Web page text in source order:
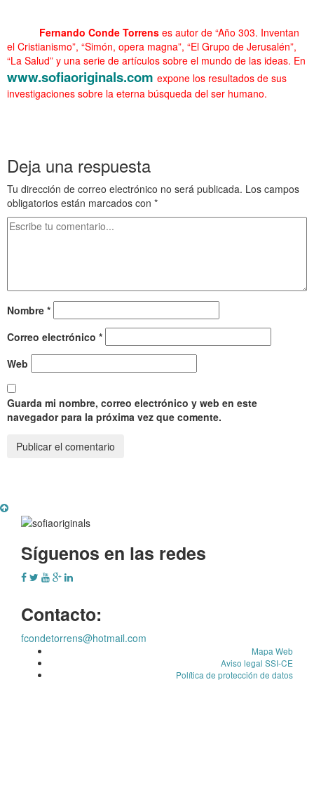
Fernando Conde Torrens es autor de “Año 303. Inventan
el Cristianismo”, “Simón, opera magna”, “El Grupo de Jerusalén”,
“La Salud” y una serie de artículos sobre el mundo de las ideas. En
www.sofiaoriginals.com expone los resultados de sus
investigaciones sobre la eterna búsqueda del ser humano.
Deja una respuesta
Tu dirección de correo electrónico no será publicada. Los campos
obligatorios están marcados con *
Nombre *
Correo electrónico *
Web
Guarda mi nombre, correo electrónico y web en este
navegador para la próxima vez que comente.
Síguenos en las redes
Contacto:
fcondetorrens@hotmail.com
Mapa Web
Aviso legal SSI-CE
Política de protección de datos